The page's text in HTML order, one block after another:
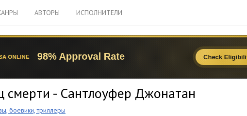
АВТОРЫ ИСПОЛНИТЕЛИ
смерти - Сантлоуфер Джонатан
боевики, триллеры